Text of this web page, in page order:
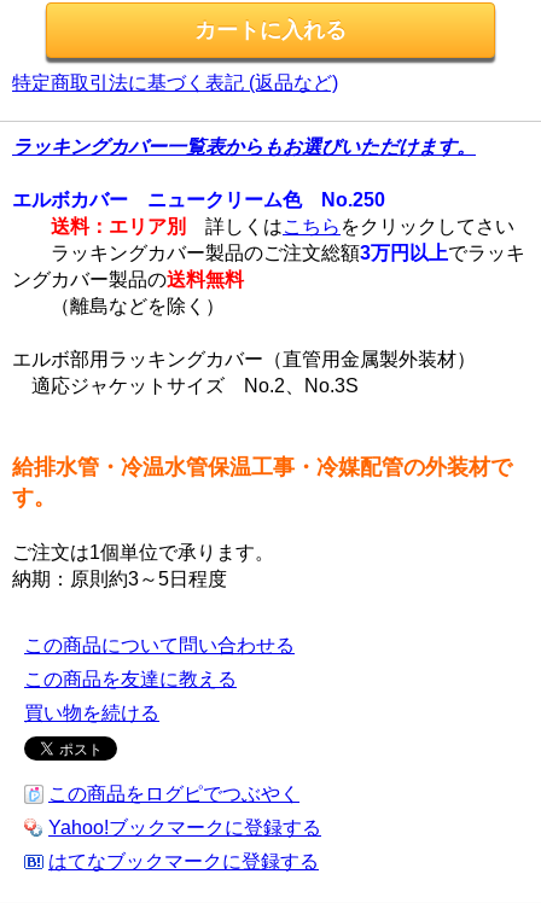
特定商取引法に基づく表記 (返品など)
ラッキングカバー一覧表からもお選びいただけます。
エルボカバー ニュークリーム色 No.250
送料：エリア別
詳しくはこちら をクリックしてさい
ラッキングカバー製品のご注文総額3万円以上でラッキ
ングカバー製品の送料無料
（離島などを除く）
エルボ部用ラッキングカバー（直管用金属製外装材）
適応ジャケットサイズ No.2、No.3S
給排水管・冷温水管保温工事・冷媒配管の外装材で
す。
ご注文は1個単位で承ります。
納期：原則約3～5日程度
この商品について問い合わせる
この商品を友達に教える
買い物を続ける
この商品をログピでつぶやく
Yahoo!ブックマークに登録する
はてなブックマークに登録する